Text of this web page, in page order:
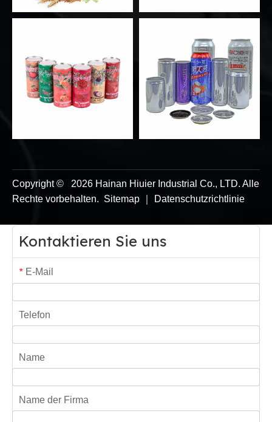
Copyright © 2026 Hainan Hiuier Industrial Co., LTD. Alle
Rechte vorbehalten. Sitemap Datenschutzrichtlinie
Kontaktieren Sie uns
* E-Mail
Telefon
Name
Name der Firma